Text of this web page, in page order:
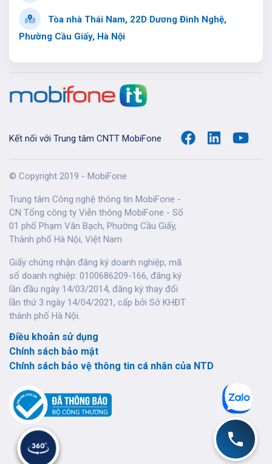
Tòa nhà Thái Nam, 22D Dương Đình Nghệ,
Phường Cầu Giấy, Hà Nội
Kết nối với Trung tâm CNTT MobiFone
© Copyright 2019 - MobiFone
Trung tâm Công nghệ thông tin MobiFone -
CN Tổng công ty Viễn thông MobiFone - Số
01 phố Phạm Văn Bạch, Phường Cầu Giấy,
Thành phố Hà Nội, Việt Nam
Giấy chứng nhận đăng ký doanh nghiệp, mã
số doanh nghiệp: 0100686209-166, đăng ký
lần đầu ngày 14/03/2014, đăng ký thay đổi
lần thứ 3 ngày 14/04/2021, cấp bởi Sở KHĐT
thành phố Hà Nội.
Điều khoản sử dụng
Chính sách bảo mật
Chính sách bảo vệ thông tin cá nhân của NTD